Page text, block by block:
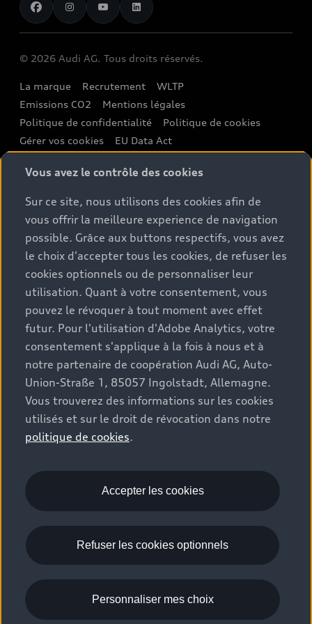
Clients professionnels
Garantie & assistance
Demande d'essai
Audi quattro Cup
© 2026 Audi AG. Tous droits réservés.
La marque Recrutement
WLTP
Emissions CO2
Mentions légales
Politique de confidentialité
Politique de cookies
Gérer vos cookies
EU Data Act
Please select country
Les valeurs de consommation et d'émission indiquées ont été
déterminées selon les méthodes de mesure prescrites par la
loi. Le 1er janvier 2021, la procédure d'essai WLTP (Worldwide
Harmonized Light Vehicles Test Procedure) a complètement
remplacé le cycle d'essai NEDC, de sorte que pour les véhicules
homologués après cette date, seules les valeurs WLTP sont
disponibles.
Les données ne se rapportent pas à un véhicule particulier et
ne font pas partie de l'offre commerciale, mais servent
uniquement à des fins de comparaison entre les différents
types de véhicules. Les équipements et les accessoires (pièces
jointes, format des pneus, etc.) peuvent modifier les
les conditions météorologiques, les conditions de circulation
et le comportement de conduite individuel, affecter la
électrique, les émissions de CO2 et les performances du
véhicule.
Pour plus d'informations, voir www.audi.lu/fr/wltp/ ou
contactez votre concessionnaire Audi.
Vous avez le contrôle des cookies
Sur ce site, nous utilisons des cookies afin de
vous offrir la meilleure experience de navigation
possible. Grâce aux buttons respectifs, vous avez
le choix d'accepter tous les cookies, de refuser les
cookies optionnels ou de personnaliser leur
utilisation. Quant à votre consentement, vous
pouvez le révoquer à tout moment avec effet
futur. Pour l'utilisation d'Adobe Analytics, votre
consentement s'applique à la fois à nous et à
notre partenaire de coopération Audi AG, Auto-
Union-Straße 1, 85057 Ingolstadt, Allemagne.
Vous trouverez des informations sur les cookies
utilisés et sur le droit de révocation dans notre
politique de cookies.
Accepter les cookies
Refuser les cookies optionnels
Personnaliser mes choix